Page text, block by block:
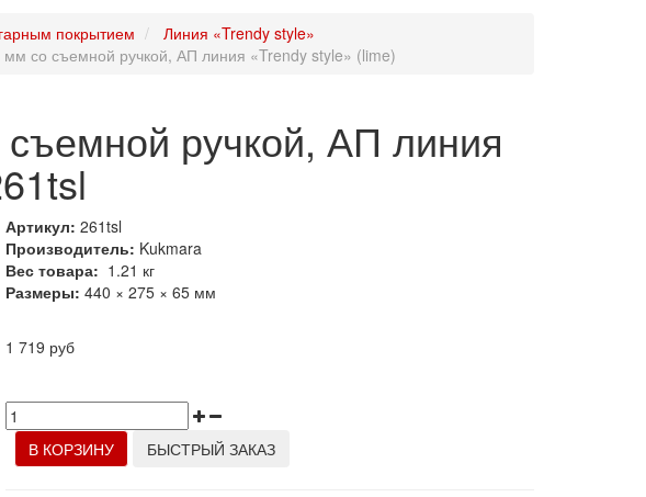
покрытием
Линия «Trendy style»
со съемной ручкой, АП линия «Trendy style» (lime)
ручкой, АП линия
Артикул: 261tsl
Производитель: Kukmara
Вес товара: 1.21 кг
Размеры: 440 × 275 × 65 мм
1 719 руб
В КОРЗИНУ БЫСТРЫЙ ЗАКАЗ